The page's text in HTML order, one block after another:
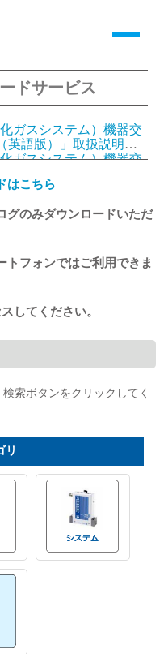
す
ドサービス
化ガスシステム）機器交
英語版）」取扱説明書
ガスシステム）機器交
（英語版）」取扱説明書
ガスシステム）機器交
ガスシステム）機器交
（日本語版）」取扱説明
はこちら
グのみダウンロードいただ
トフォンではご利用できま
してください。
索ボタンをクリックしてく
リ